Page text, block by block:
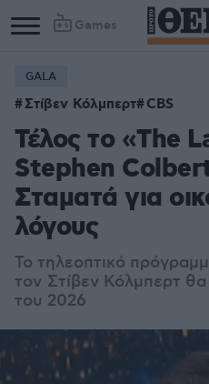
Games
GALA
Στίβεν Κόλμπερτ CBS
Τέλος το «The
Stephen
Σταματά για
λόγους
Το τηλεοπτικό
τον Στίβεν Κόλμπερτ
του 2026